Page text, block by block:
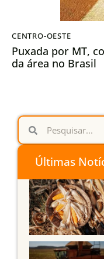
CENTRO-OESTE
Puxada por MT,
da área no Brasil
Últimas